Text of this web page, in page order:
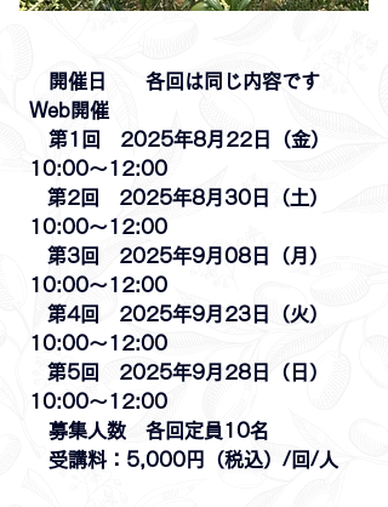
開催日　　各回は同じ内容です
Web開催
第1回　2025年8月22日（金）
10:00～12:00
第2回　2025年8月30日（土）
10:00～12:00
第3回　2025年9月08日（月）
10:00～12:00
第4回　2025年9月23日（火）
10:00～12:00
第5回　2025年9月28日（日）
10:00～12:00
募集人数　各回定員10名
受講料：5,000円（税込）/回/人